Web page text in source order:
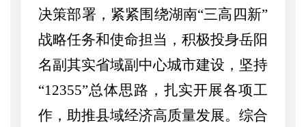
决策部署，紧紧围绕湖南“三高四新”
战略任务和使命担当，积极投身岳阳
名副其实省域副中心城市建设，坚持
“12355”总体思路，扎实开展各项工
作，助推县域经济高质量发展。综合